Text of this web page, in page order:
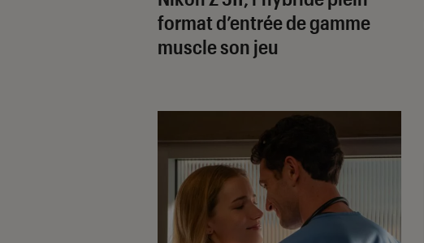
format d’entrée de gamme
muscle son jeu